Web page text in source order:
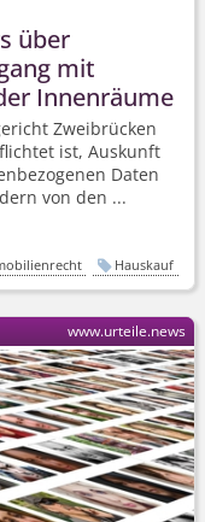
über
mit
Innenräume
Zweibrücken
ist, Auskunft
Daten
von den ...
Hauskauf
www.urteile.news